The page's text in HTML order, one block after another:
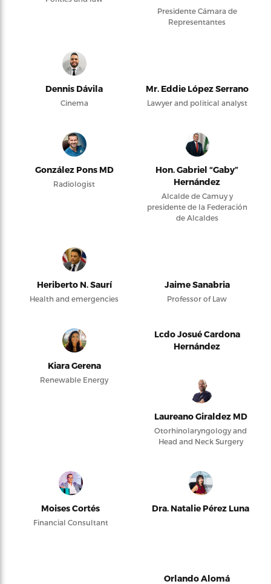
Presidente Cámara de
Representantes
Dennis Dávila
Cinema
Mr. Eddie López Serrano
Lawyer and political analyst
González Pons MD
Radiologist
Hon. Gabriel “Gaby”
Hernández
Alcalde de Camuy y
presidente de la Federación
de Alcaldes
Heriberto N. Saurí
Health and emergencies
Jaime Sanabria
Professor of Law
Kiara Gerena
Renewable Energy
Lcdo Josué Cardona
Hernández
Laureano Giraldez MD
Otorhinolaryngology and
Head and Neck Surgery
Moises Cortés
Financial Consultant
Dra. Natalie Pérez Luna
Orlando Alomá